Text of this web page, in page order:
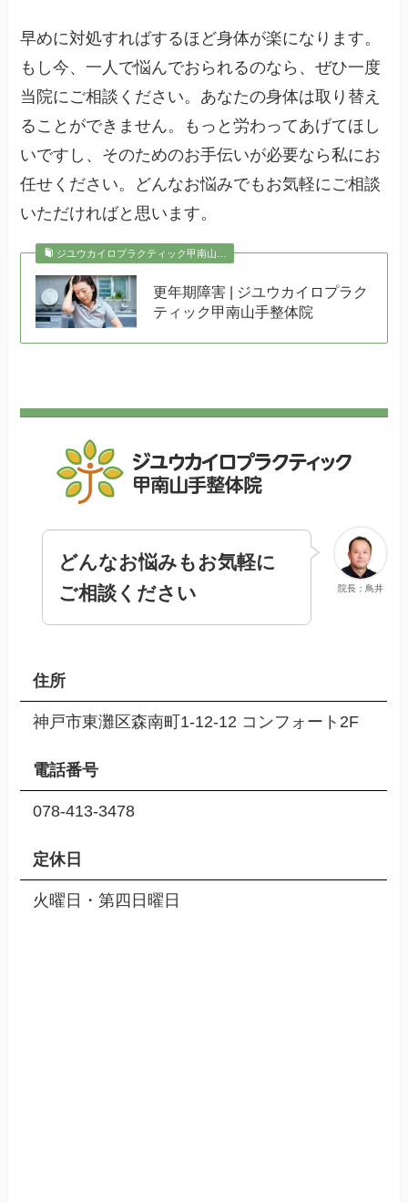
早めに対処すればするほど身体が楽になります。
もし今、一人で悩んでおられるのなら、ぜひ一度
当院にご相談ください。あなたの身体は取り替え
ることができません。もっと労わってあげてほし
いですし、そのためのお手伝いが必要なら私にお
任せください。どんなお悩みでもお気軽にご相談
いただければと思います。
ジユウカイロプラクティック甲南山…
更年期障害 | ジユウカイロプラク
ティック甲南山手整体院
院長：鳥井
どんなお悩みもお気軽に
ご相談ください
住所
神戸市東灘区森南町1-12-12 コンフォート2F
電話番号
078-413-3478
定休日
火曜日・第四日曜日